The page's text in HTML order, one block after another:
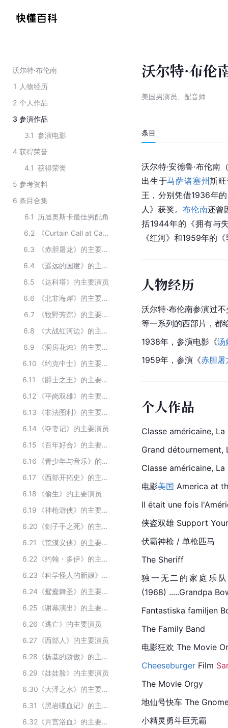
沃尔特·布伦南
1 人物经历
2 个人作品
3 参演作品
3.1 参演电影
4 获得荣誉
4.1 获得荣誉
5 参考资料
6 条目合集
6.1
历届奥斯卡最佳男配角
6.2
《Curtain Call at Cactus Creek》的主要演员
6.3
《赤胆屠龙》的主要演员
6.4
《遥远的国度》的主要演员
6.5
《达科塔》的主要演员
6.6
《北非海岸》的主要演员
6.7
《牧野芳踪》的主要演员
6.8
《大战红河边》的主要演员
6.9
《洞房花烛》的主要演员
6.10
《约克中士》的主要演员
6.11
《爵士之王》的主要演员
6.12
《平岗双雄》的主要演员
6.13
《非法图利》的主要演员
6.14
《夺妻记》的主要演员
6.15
《百年好合》的主要演员
6.16
《青少年与音乐》的主要演员
6.17
《西部开拓史》的主要演员
6.18
《偷生》的主要演员
6.19
《神枪游侠》的主要演员
6.20
《刽子手之死》的主要演员
6.21
《荒漠义侠》的主要演员
6.22
《约翰・多伊》的主要演员
6.23
《科学怪人的新娘》的主要演员
6.24
《鸳鸯舞圣》的主要演员
6.25
《谢幕演出》的主要演员
6.26 《逃亡》的主要演员
6.27 《西部人》的主要演员
6.28
《扬基的骄傲》的主要演员
6.29 《娃娃脸》的主要演员
6.30
《大泽之水》的主要演员
6.31
《黑岩喋血记》的主要演员
6.32
《月宫浴血》的主要演员
沃尔特·布伦
美国男演员、配音师
条目
沃尔特·安德鲁·布伦
出生于马萨诸塞州斯
王，分别凭借1936年
人 》获奖。布伦南还曾
括1944年的《拥有与
《红河》和1959年的
人物经历
沃尔特·布伦南参演过
等一系列的西部片，都
1938年，参演电影《汤
1959年，参演《赤胆屠
个人作品
Classe américaine,
Grand détournement,
Classe américaine, La
电影美国 America at
Il était une fois
侠盗双雄 Support
伏霸神枪 / 单枪匹马
The Sheriff
独一无二的家庭乐队
(1968) .....Grandpa
Fantastiska familjen
The Family Band
电影狂欢 The Movie
Cheeseburger Film
The Movie Orgy
地仙号快车 The
小精灵勇斗巨无霸